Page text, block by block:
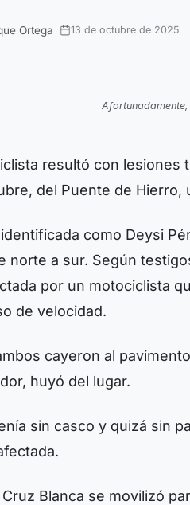
Ortega 13 de octubre de 2025
resultó con
del Puente de
como Deysi
norte a sur. Según
por un motociclista
de velocidad.
cayeron al
huyó del lugar.
sin casco y quizá sin
Blanca se movilizó